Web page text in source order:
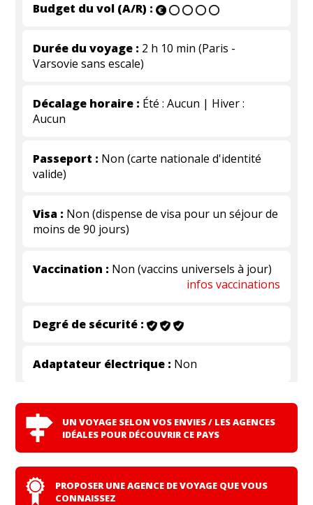
Budget du vol (A/R) :
Durée du voyage : 2 h 10 min (Paris -
Varsovie sans escale)
Décalage horaire : Été : Aucun | Hiver :
Aucun
Passeport : Non (carte nationale d'identité
valide)
Visa : Non (dispense de visa pour un séjour de
moins de 90 jours)
Vaccination : Non (vaccins universels à jour)
infos vaccinations
Degré de sécurité :
Adaptateur électrique : Non
UN VOYAGE SELON VOS ENVIES / LES AGENCES
IDÉALES POUR DÉCOUVRIR CE PAYS
PROPOSER UNE AGENCE DE VOYAGE QUE VOUS
CONNAISSEZ